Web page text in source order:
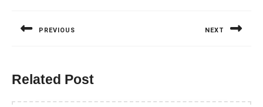
PREVIOUS NEXT
Related Post